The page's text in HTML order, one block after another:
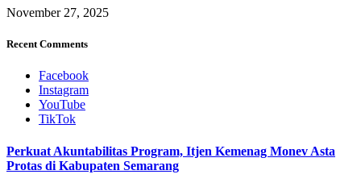
November 27, 2025
Recent Comments
Facebook
Instagram
YouTube
TikTok
Perkuat Akuntabilitas Program, Itjen Kemenag Monev Asta
Protas di Kabupaten Semarang